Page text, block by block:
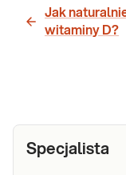
Jak
witaminy D?
Specjalista